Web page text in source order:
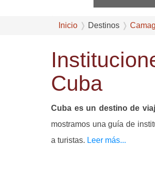
Inicio Destinos
Cuba
Cuba es un destino de
mostramos una guía de
a turistas. Leer más...